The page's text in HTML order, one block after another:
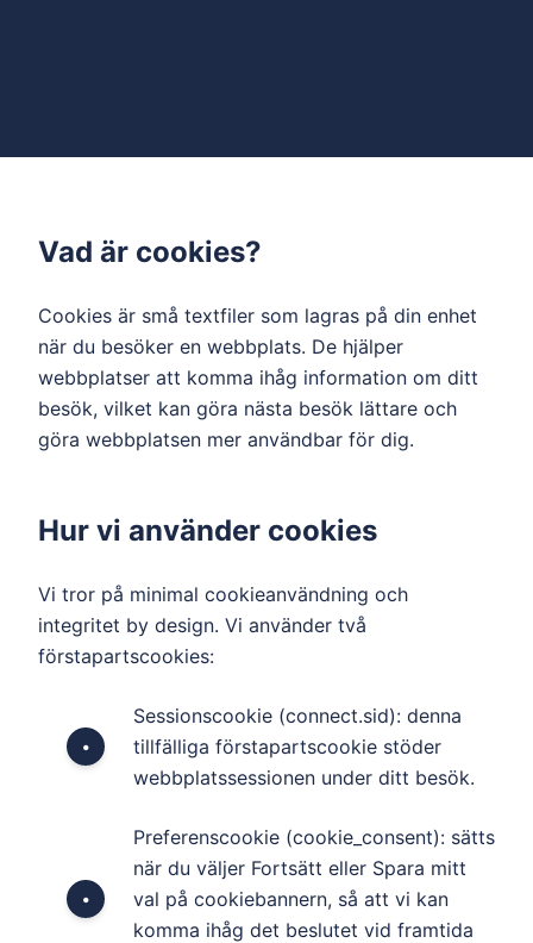
Vad är cookies?
Cookies är små textfiler som lagras på din enhet
när du besöker en webbplats. De hjälper
webbplatser att komma ihåg information om ditt
besök, vilket kan göra nästa besök lättare och
göra webbplatsen mer användbar för dig.
Hur vi använder cookies
Vi tror på minimal cookieanvändning och
integritet by design. Vi använder två
förstapartscookies:
•
Sessionscookie (connect.sid): denna
tillfälliga förstapartscookie stöder
webbplatssessionen under ditt besök.
•
Preferenscookie (cookie_consent): sätts
när du väljer Fortsätt eller Spara mitt
val på cookiebannern, så att vi kan
komma ihåg det beslutet vid framtida